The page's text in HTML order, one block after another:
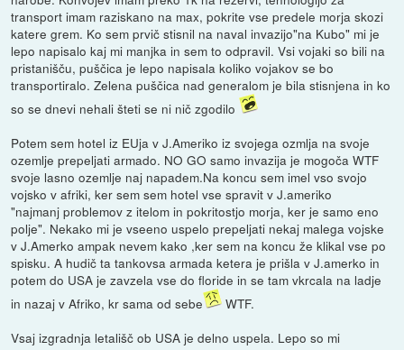
transport imam raziskano na max, pokrite vse predele morja skozi
katere grem. Ko sem prvič stisnil na naval invazijo"na Kubo" mi je
lepo napisalo kaj mi manjka in sem to odpravil. Vsi vojaki so bili na
pristanišču, puščica je lepo napisala koliko vojakov se bo
transportiralo. Zelena puščica nad generalom je bila stisnjena in ko
so se dnevi nehali šteti se ni nič zgodilo
Potem sem hotel iz EUja v J.Ameriko iz svojega ozmlja na svoje
ozemlje prepeljati armado. NO GO samo invazija je mogoča WTF
svoje lasno ozemlje naj napadem.Na koncu sem imel vso svojo
vojsko v afriki, ker sem sem hotel vse spravit v J.ameriko
"najmanj problemov z itelom in pokritostjo morja, ker je samo eno
polje". Nekako mi je vseeno uspelo prepeljati nekaj malega vojske
v J.Amerko ampak nevem kako ,ker sem na koncu že klikal vse po
spisku. A hudič ta tankovsa armada ketera je prišla v J.amerko in
potem do USA je zavzela vse do floride in se tam vkrcala na ladje
in nazaj v Afriko, kr sama od sebe
WTF.
Vsaj izgradnja letališč ob USA je delno uspela. Lepo so mi